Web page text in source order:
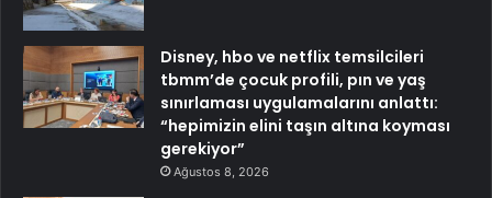
Disney, hbo ve netflix temsilcileri
tbmm’de çocuk profili, pın ve yaş
sınırlaması uygulamalarını anlattı:
“hepimizin elini taşın altına koyması
gerekiyor”
Ağustos 8, 2026